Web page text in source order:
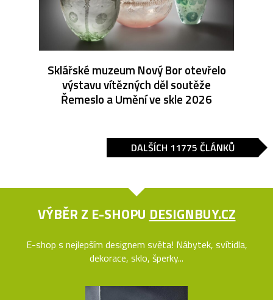
Sklářské muzeum Nový Bor otevřelo
výstavu vítězných děl soutěže
Řemeslo a Umění ve skle 2026
DALŠÍCH 11775 ČLÁNKŮ
VÝBĚR Z E-SHOPU DESIGNBUY.CZ
E-shop s nejlepším designem světa! Nábytek, svítidla,
dekorace, sklo, šperky...